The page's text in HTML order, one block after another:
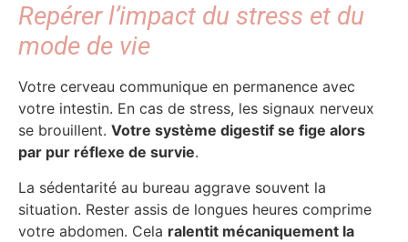
Repérer l’impact du stress et du
mode de vie
Votre cerveau communique en permanence avec
votre intestin. En cas de stress, les signaux nerveux
se brouillent. Votre système digestif se fige alors
par pur réflexe de survie.
La sédentarité au bureau aggrave souvent la
situation. Rester assis de longues heures comprime
votre abdomen. Cela ralentit mécaniquement la